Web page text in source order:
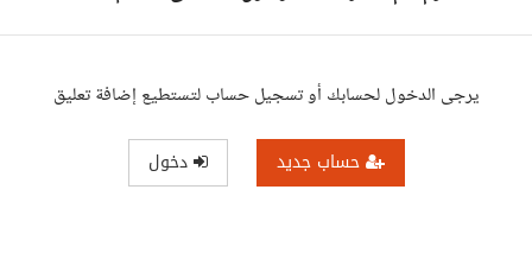
يرجى الدخول لحسابك أو تسجيل حساب لتستطيع إضافة تعليق
حساب جديد دخول